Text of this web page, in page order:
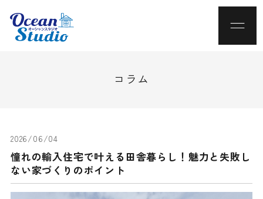
コラム
2026/06/04
憧れの輸入住宅で叶える田舎暮らし！魅力と失敗し
ない家づくりのポイント